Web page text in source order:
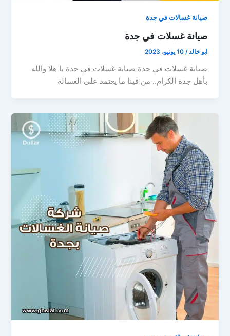
صيانة غسالات في جدة
صيانة غسلات في جدة
ابو خالد/10 يونيو، 2023
صيانة غسلات في جدة صيانة غسلات في جدة يا هلا والله
بأهل جدة الكرام.. من فينا ما يعتمد على الغسالة